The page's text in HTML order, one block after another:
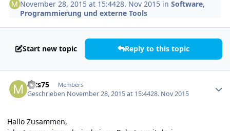
November 28, 2015 at 15:4428. Nov 2015 inSoftware,
Programmierung und externe Tools
Start new topic Reply to this topic
mts75 Members
Geschrieben November 28, 2015 at 15:4428. Nov 2015
Hallo Zusammen,